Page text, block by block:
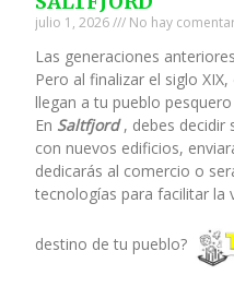
julio 1, 2026 No hay
Las generaciones
Pero al finalizar el siglo
llegan a tu pueblo
En Saltfjord, debes decidir
con nuevos edificios,
dedicarás al comercio o
tecnologías para facilitar la
destino de tu pueblo?